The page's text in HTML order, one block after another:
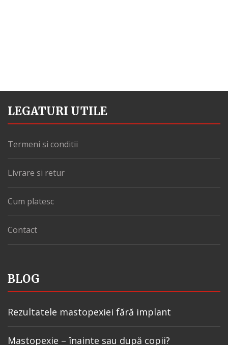
LEGATURI UTILE
Termeni si conditii
Livrare si retur
Cum platesc
Contact
BLOG
Rezultatele mastopexiei fără implant
Mastopexie – înainte sau după copii?